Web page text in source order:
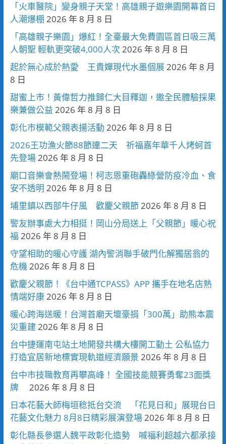
「火車醫院」變身親子天堂！高雄親子遊樂園開幕首日
人潮爆棚 2026 年 8 月 8 日
「高雄親子樂園」爆紅！全臺最大免費園區首日吸三萬
人朝聖 輕軌更突破4,000人次 2026 年 8 月 8 日
起於無心成於熱愛 王貴嬋現代水墨個展2026 年 8 月
8 日
甜蜜上市！黃偉哲力推歸仁大目釋迦，邀全民體驗採果
樂兼做公益 2026 年 8 月 8 日
彰化市模範父親表揚活動 2026 年 8 月 8 日
2026王功漁火節88節連二天 祈福嘉年華千人烤蚵首
先登場2026 年 8 月 8 日
廟口音樂會熱鬧登場！柯志恩重砲轟綠營防疫冷血、食
安不透明 2026 年 8 月 8 日
埔里鎮以西部牛仔風 歡慶父親節2026 年 8 月 8 日
警友辦事處大力相挺！岡山分局送上「父親節」暖心祝
福 2026 年 8 月 8 日
守望相助的暖心守護 湖內警消聯手破門化解獨居翁的
危機2026 年 8 月 8 日
歡慶父親節！《台中通TCPASS》APP 攜手在地名店熱
情端好康2026 年 8 月 8 日
暖心跨海送暖！台灣首廟天壇豪捐「300萬」助熊本震
災重建 2026 年 8 月 8 日
台中捷運南屯站土地開發共構大樓開工動土 公私協力
打造宜居新地標實現軌道經濟願景 2026 年 8 月 8 日
台中市技職教育再攀高峰！ 全國技能競賽勇奪23面獎
牌
2026 年 8 月 8 日
日本花藝大師梅垣稔抵台交流 「花見日和」展現台日
花藝文化魅力 8月8日精彩展演登場2026 年 8 月 8 日
彰化縣長參選人魏平政彰化造勢 喊福利超越六都承接